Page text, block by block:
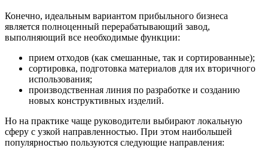
Конечно, идеальным вариантом прибыльного бизнеса
является полноценный перерабатывающий завод,
выполняющий все необходимые функции:
прием отходов (как смешанные, так и сортированные);
сортировка, подготовка материалов для их вторичного
использования;
производственная линия по разработке и созданию
новых конструктивных изделий.
Но на практике чаще руководители выбирают локальную
сферу с узкой направленностью. При этом наибольшей
популярностью пользуются следующие направления: